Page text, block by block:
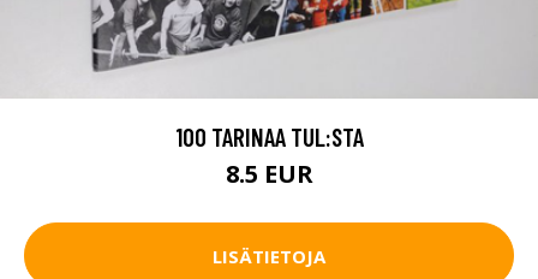
100 TARINAA TUL:STA
8.5 EUR
LISÄTIETOJA